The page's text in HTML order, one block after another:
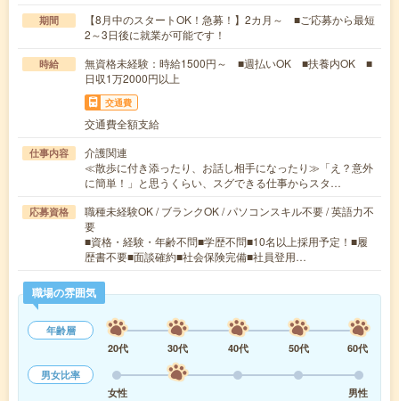
期間
【8月中のスタートOK！急募！】2カ月～ ■ご応募から最短
2～3日後に就業が可能です！
時給
無資格未経験：時給1500円～ ■週払いOK ■扶養内OK ■
日収1万2000円以上
交通費
交通費全額支給
仕事内容
介護関連
≪散歩に付き添ったり、お話し相手になったり≫「え？意外
に簡単！」と思うくらい、スグできる仕事からスタ…
応募資格
職種未経験OK / ブランクOK / パソコンスキル不要 / 英語力不
要
■資格・経験・年齢不問■学歴不問■10名以上採用予定！■履
歴書不要■面談確約■社会保険完備■社員登用…
職場の雰囲気
年齢層
20代
30代 40代 50代
60代
男女比率
女性
男性